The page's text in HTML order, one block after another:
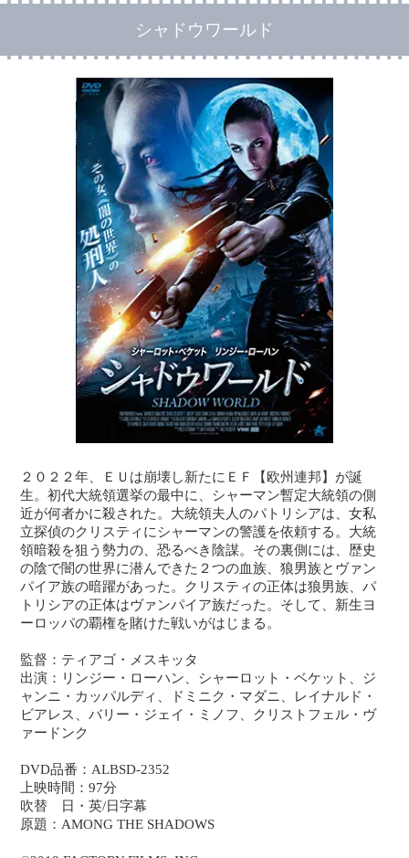
シャドウワールド
２０２２年、ＥＵは崩壊し新たにＥＦ【欧州連邦】が誕
生。初代大統領選挙の最中に、シャーマン暫定大統領の側
近が何者かに殺された。大統領夫人のパトリシアは、女私
立探偵のクリスティにシャーマンの警護を依頼する。大統
領暗殺を狙う勢力の、恐るべき陰謀。その裏側には、歴史
の陰で闇の世界に潜んできた２つの血族、狼男族とヴァン
パイア族の暗躍があった。クリスティの正体は狼男族、パ
トリシアの正体はヴァンパイア族だった。そして、新生ヨ
ーロッパの覇権を賭けた戦いがはじまる。
監督：ティアゴ・メスキッタ
出演：リンジー・ローハン、シャーロット・ベケット、ジ
ャンニ・カッパルディ、ドミニク・マダニ、レイナルド・
ビアレス、バリー・ジェイ・ミノフ、クリストフェル・ヴ
ァードンク
DVD品番：ALBSD-2352
上映時間：97分
吹替 日・英/日字幕
原題：AMONG THE SHADOWS